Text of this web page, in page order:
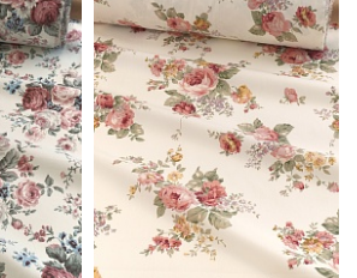
может отличаться от оригинального
от настроек вашего монитора и в
от Купава
здесь дополнительные
и скидки до 30% на узкие
категории тканей